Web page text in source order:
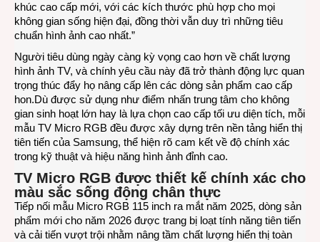
khúc cao cấp mới, với các kích thước phù hợp cho mọi
không gian sống hiện đại, đồng thời vẫn duy trì những tiêu
chuẩn hình ảnh cao nhất.”
Người tiêu dùng ngày càng kỳ vọng cao hơn về chất lượng
hình ảnh TV, và chính yêu cầu này đã trở thành động lực quan
trọng thúc đẩy họ nâng cấp lên các dòng sản phẩm cao cấp
hon.Dù được sử dụng như điểm nhấn trung tâm cho không
gian sinh hoạt lớn hay là lựa chọn cao cấp tối ưu diện tích, mỗi
mẫu TV Micro RGB đều được xây dựng trên nền tảng hiển thị
tiên tiến của Samsung, thể hiện rõ cam kết về độ chính xác
trong kỹ thuật và hiệu năng hình ảnh đỉnh cao.
TV Micro RGB được thiết kế chính xác cho
màu sắc sống động chân thực
Tiếp nối mẫu Micro RGB 115 inch ra mắt năm 2025, dòng sản
phẩm mới cho năm 2026 được trang bị loạt tính năng tiên tiến
và cải tiến vượt trội nhằm nâng tầm chất lượng hiển thị toàn